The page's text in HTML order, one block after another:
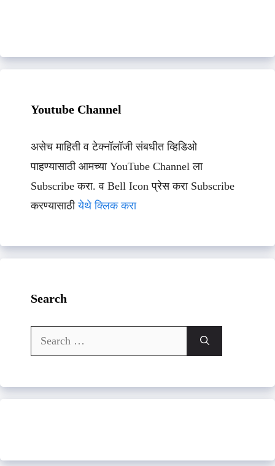
Youtube Channel
असेच माहिती व टेक्नॉलॉजी संबधीत व्हिडिओ
पाहण्यासाठी आमच्या YouTube Channel ला
Subscribe करा. व Bell Icon प्रेस करा Subscribe
करण्यासाठीयेथे क्लिक करा
Search
Search
for: